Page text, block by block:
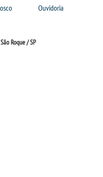
Ouvidoria
Roque / SP